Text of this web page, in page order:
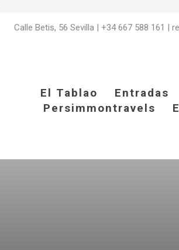
Calle Betis, 56 Sevilla | +34 667 588 161 |
El Tablao Entradas
Persimmontravels